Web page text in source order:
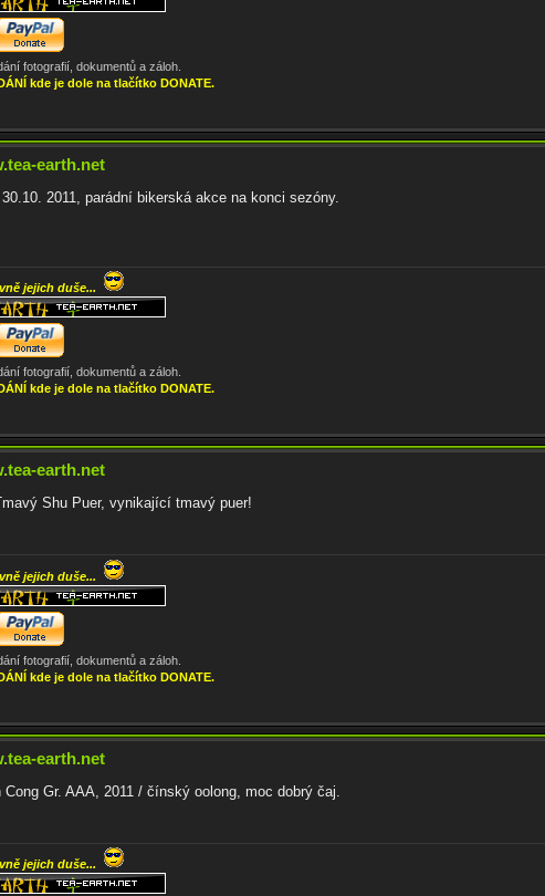
fotografií, dokumentů a záloh.
kde je dole na tlačítko DONATE.
earth.net
2011, parádní bikerská akce na konci sezóny.
jejich duše...
fotografií, dokumentů a záloh.
kde je dole na tlačítko DONATE.
earth.net
Shu Puer, vynikající tmavý puer!
jejich duše...
fotografií, dokumentů a záloh.
kde je dole na tlačítko DONATE.
earth.net
Gr. AAA, 2011 / čínský oolong, moc dobrý čaj.
jejich duše...